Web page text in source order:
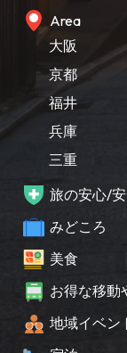
Area
大阪
京都
福井
兵庫
三重
旅の安心/
みどころ
美食
お得な移動
地域イベン